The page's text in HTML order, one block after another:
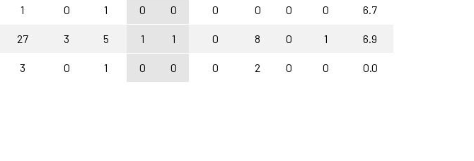
1 0 1 0 0 0 0 0 0 6.7
27 3 5 1 1 0 8 0 1 6.9
3 0 1 0 0 0 2 0 0 0.0